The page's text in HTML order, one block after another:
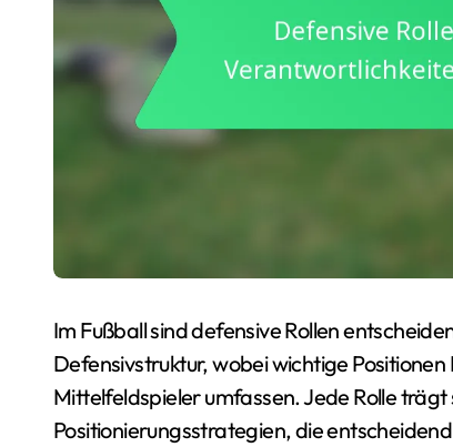
Im Fußball sind defensive Rollen
Defensivstruktur, wobei wichtige
Mittelfeldspieler umfassen. Jede Rolle
Positionierungsstrategien, die